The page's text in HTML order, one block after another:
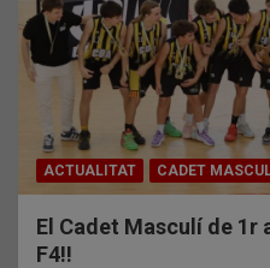
ACTUALITAT CADET
El Cadet Masculí de 1r
F4!!